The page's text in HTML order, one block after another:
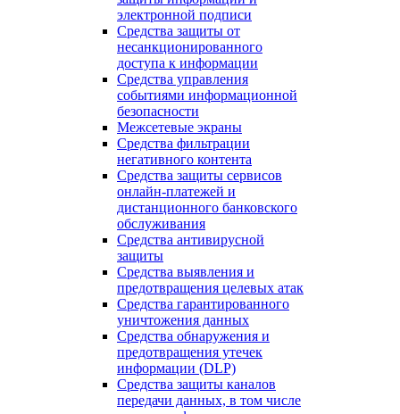
электронной подписи
Средства защиты от
несанкционированного
доступа к информации
Средства управления
событиями информационной
безопасности
Межсетевые экраны
Средства фильтрации
негативного контента
Средства защиты сервисов
онлайн-платежей и
дистанционного банковского
обслуживания
Средства антивирусной
защиты
Средства выявления и
предотвращения целевых атак
Средства гарантированного
уничтожения данных
Средства обнаружения и
предотвращения утечек
информации (DLP)
Средства защиты каналов
передачи данных, в том числе